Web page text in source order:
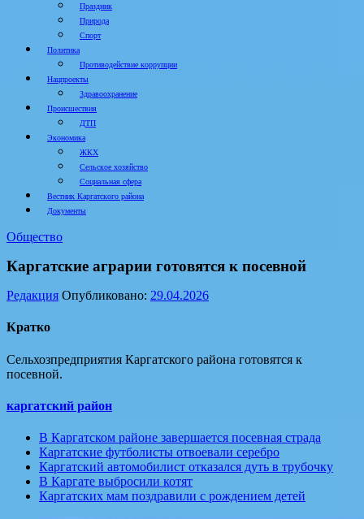
Праздник
Природа
Спорт
Политика
Противодействие коррупции
Нацпроекты
Здравоохранение
Происшествия
ДТП
Экономика
ЖКХ
Сельское хозяйство
Социальная сфера
Вестник Каргатского района
Документы
Общество
Каргатские аграрии готовятся к посевной
Редакция Опубликовано: 29.04.2026
Кратко
Сельхозпредприятия Каргатского района готовятся к
посевной.
каргатский район
В Каргатском районе завершается посевная страда
Каргатские футболисты отвоевали серебро
Каргатский автомобилист отказался дуть в трубочку
В Каргате выбросили котят
Каргатских мам поздравили с рождением детей